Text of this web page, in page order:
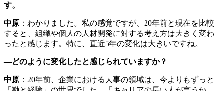
す。
中原 ：わかりました。私の感覚ですが、20年前と現在を比較
すると、組織や個人の人材開発に対する考え方は大きく変わ
ったと感じます。特に、直近5年の変化は大きいですね。
―どのように変化したと感じられていますか？
中原 ：20年前、企業における人事の領域は、今よりもずっと